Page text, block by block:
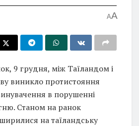
AA
9 грудня, між Таїландом і
виникло протистояння
в порушенні
Станом на ранок
на таїландську